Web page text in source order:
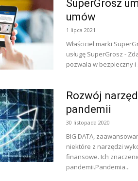
SuperGrosz
umów
1 lipca 2021
Właściciel marki
usługę SuperGrosz -
pozwala w bezpieczny i
Rozwój
pandemii
30 listopada 2020
BIG DATA,
niektóre z narzędzi
finansowe. Ich
pandemii.Pandemia...